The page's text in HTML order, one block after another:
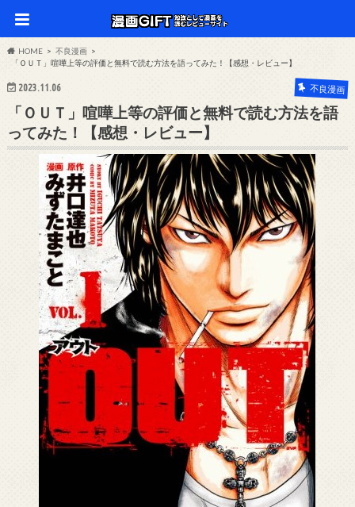
HOME
不良漫画
「ＯＵＴ」喧嘩上等の評価と無料で読む方法を語ってみた！【感想・レビュー】
2023.11.06 不良漫画
「ＯＵＴ」喧嘩上等の評価と無料で読む方法を語
ってみた！【感想・レビュー】